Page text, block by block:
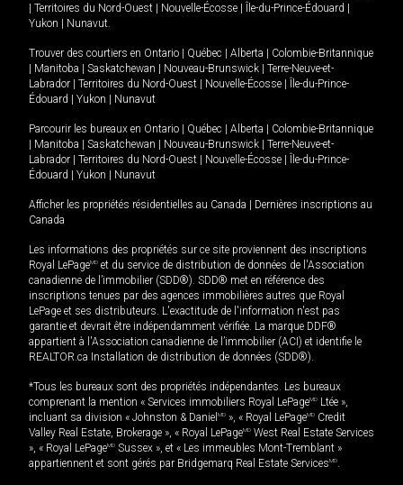
| Territoires du Nord-Ouest | Nouvelle-Écosse | Île-du-Prince-Édouard |
Yukon | Nunavut
Trouver des courtiers en Ontario | Québec | Alberta | Colombie-Britannique
| Manitoba | Saskatchewan | Nouveau-Brunswick | Terre-Neuve-et-
Labrador | Territoires du Nord-Ouest | Nouvelle-Écosse | Île-du-Prince-
Édouard | Yukon | Nunavut
Parcourir les bureaux en Ontario | Québec | Alberta | Colombie-Britannique
| Manitoba | Saskatchewan | Nouveau-Brunswick | Terre-Neuve-et-
Labrador | Territoires du Nord-Ouest | Nouvelle-Écosse | Île-du-Prince-
Édouard | Yukon | Nunavut
Afficher les propriétés résidentielles au Canada | Dernières inscriptions au
Canada
Les informations des propriétés sur ce site proviennent des inscriptions
Royal LePageMD et du service de distribution de données de l'Association
canadienne de l’immobilier (SDD®). SDD® met en référence des
inscriptions tenues par des agences immobilières autres que Royal
LePage et ses distributeurs. L'exactitude de l'information n'est pas
garantie et devrait être indépendamment vérifiée. La marque DDF®
appartient à l'Association canadienne de l’immobilier (ACI) et identifie le
REALTOR.ca Installation de distribution de données (SDD®).
*Tous les bureaux sont des propriétés indépendantes. Les bureaux
comprenant la mention « Services immobiliers Royal LePageMD Ltée »,
incluant sa division « Johnston & Daniel MD », « Royal LePageMD Credit
Valley Real Estate, Brokerage », « Royal LePageMD West Real Estate Services
», « Royal LePageMD Sussex », et « Les immeubles Mont-Tremblant »
appartiennent et sont gérés par Bridgemarq Real Estate ServicesMD